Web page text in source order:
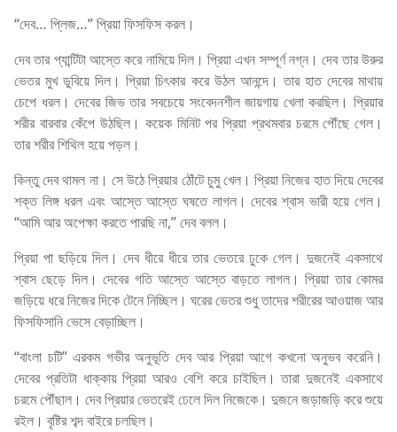
“দেব… প্লিজ…” প্রিয়া ফিসফিস করল।
দেব তার প্যান্টিটা আস্তে করে নামিয়ে দিল। প্রিয়া এখন সম্পূর্ণ নগ্ন। দেব তার উরুর
ভেতর মুখ ডুবিয়ে দিল। প্রিয়া চিৎকার করে উঠল আনন্দে। তার হাত দেবের মাথায়
চেপে ধরল। দেবের জিভ তার সবচেয়ে সংবেদনশীল জায়গায় খেলা করছিল। প্রিয়ার
শরীর বারবার কেঁপে উঠছিল। কয়েক মিনিট পর প্রিয়া প্রথমবার চরমে পৌঁছে গেল।
তার শরীর শিথিল হয়ে পড়ল।
কিন্তু দেব থামল না। সে উঠে প্রিয়ার ঠোঁটে চুমু খেল। প্রিয়া নিজের হাত দিয়ে দেবের
শক্ত লিঙ্গ ধরল এবং আস্তে আস্তে ঘষতে লাগল। দেবের শ্বাস ভারী হয়ে গেল।
“আমি আর অপেক্ষা করতে পারছি না,” দেব বলল।
প্রিয়া পা ছড়িয়ে দিল। দেব ধীরে ধীরে তার ভেতরে ঢুকে গেল। দুজনেই একসাথে
শ্বাস ছেড়ে দিল। দেবের গতি আস্তে আস্তে বাড়তে লাগল। প্রিয়া তার কোমর
জড়িয়ে ধরে নিজের দিকে টেনে নিচ্ছিল। ঘরের ভেতর শুধু তাদের শরীরের আওয়াজ আর
ফিসফিসানি ভেসে বেড়াচ্ছিল।
“বাংলা চটি” এরকম গভীর অনুভূতি দেব আর প্রিয়া আগে কখনো অনুভব করেনি।
দেবের প্রতিটা ধাক্কায় প্রিয়া আরও বেশি করে চাইছিল। তারা দুজনেই একসাথে
চরমে পৌঁছাল। দেব প্রিয়ার ভেতরেই ঢেলে দিল নিজেকে। দুজনে জড়াজড়ি করে শুয়ে
রইল। বৃষ্টির শব্দ বাইরে চলছিল।